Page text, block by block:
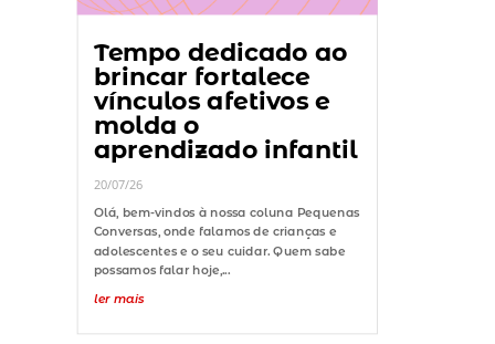
Tempo dedicado ao
brincar fortalece
vínculos afetivos e
molda o
aprendizado infantil
20/07/26
Olá, bem-vindos à nossa coluna Pequenas
Conversas, onde falamos de crianças e
adolescentes e o seu cuidar. Quem sabe
possamos falar hoje,...
ler mais